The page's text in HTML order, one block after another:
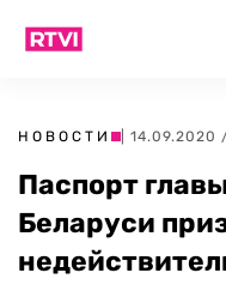
НОВОСТИ | 14.09.2020
Паспорт
Беларуси